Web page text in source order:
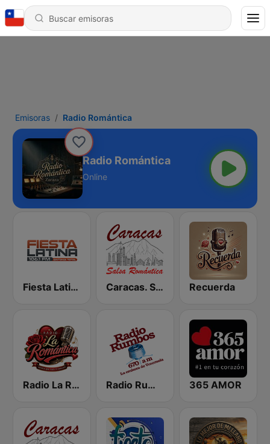
Emisoras Radio Romántica
Radio Romántica
Online
Fiesta Latina 106.1 FM Caracas. Salsa Romántica Recuerda
Radio La Romantica Radio Rumbos 365 AMOR